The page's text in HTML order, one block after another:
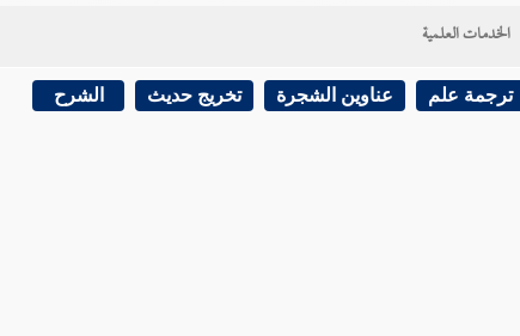
الخدمات العلمية
ترجمة علم عناوين الشجرة تخريج حديث الشرح